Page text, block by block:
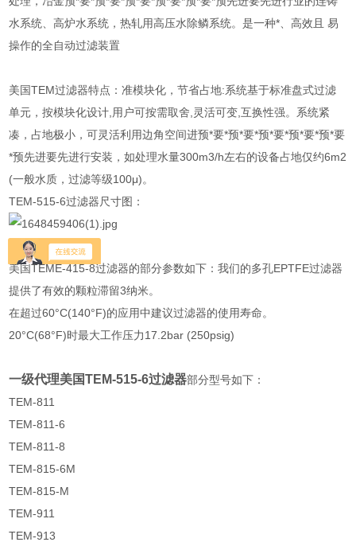
水系统、高炉水系统，热轧用高压水除鳞系统。是一种*、高效且 易
操作的全自动过滤装置
美国TEM过滤器特点：准模块化，节省占地:系统基于标准盘式过滤
单元，按模块化设计,用户可按需取舍,灵活可变,互换性强。系统紧
凑，占地极小，可灵活利用边角空间进预*要*预*要*预*要*预*要*预*要
*预先进要先进行安装，如处理水量300m3/h左右的设备占地仅约6m2
(一般水质，过滤等级100μ)。
TEM-515-6过滤器尺寸图：
美国TEME-415-8过滤器的部分参数如下：我们的多孔EPTFE过滤器
提供了有效的颗粒滞留3纳米。
在超过60°C(140°F)的应用中建议过滤器的使用寿命。
20°C(68°F)时最大工作压力17.2bar (250psig)
一级代理美国TEM-515-6过滤器部分型号如下：
TEM-811
TEM-811-6
TEM-811-8
TEM-815-6M
TEM-815-M
TEM-911
TEM-913